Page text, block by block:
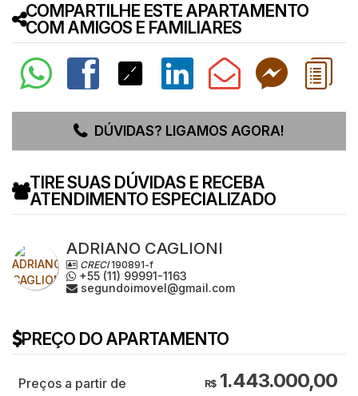
COMPARTILHE ESTE APARTAMENTO
COM AMIGOS E FAMILIARES
DÚVIDAS? LIGAMOS AGORA!
TIRE SUAS DÚVIDAS E RECEBA
ATENDIMENTO ESPECIALIZADO
ADRIANO CAGLIONI
CRECI190891-f
+55 (11) 99991-1163
segundoimovel@gmail.com
PREÇO DO APARTAMENTO
R$1.443.000,00